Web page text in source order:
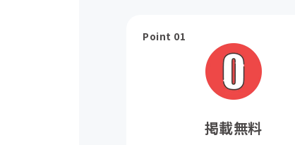
Point 01
掲載無料